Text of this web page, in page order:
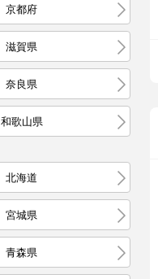
京都府
滋賀県
奈良県
和歌山県
北海道
宮城県
青森県